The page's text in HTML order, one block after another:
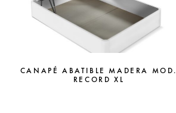
CANAPÉ ABATIBLE MADERA MOD.
RECORD XL